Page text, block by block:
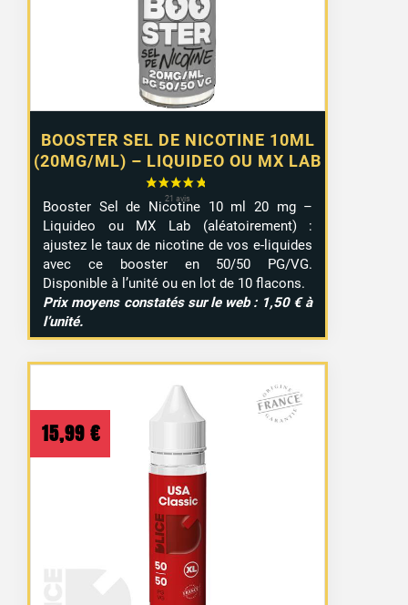
BOOSTER SEL DE NICOTINE 10ML
(20MG/ML) – LIQUIDEO OU MX LAB
à
9,99 €
Booster Sel de Nicotine 10 ml 20 mg –
Liquideo ou MX Lab (aléatoirement) :
ajustez le taux de nicotine de vos e-liquides
avec ce booster en 50/50 PG/VG.
Disponible à l’unité ou en lot de 10 flacons.
Prix moyens constatés sur le web : 1,50 € à
l’unité.
15,99 €